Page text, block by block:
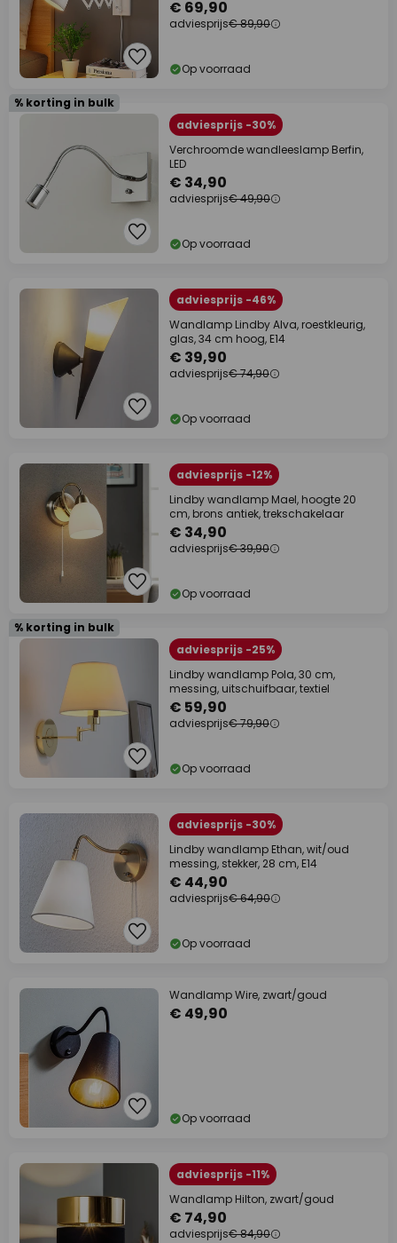
€ 69,90
adviesprijs€ 89,90
Op voorraad
% korting in bulk
adviesprijs -30%
Verchroomde wandleeslamp Berfin,
LED
€ 34,90
adviesprijs€ 49,90
Op voorraad
adviesprijs -46%
Wandlamp Lindby Alva, roestkleurig,
glas, 34 cm hoog, E14
€ 39,90
adviesprijs€ 74,90
Op voorraad
adviesprijs -12%
Lindby wandlamp Mael, hoogte 20
cm, brons antiek, trekschakelaar
€ 34,90
adviesprijs€ 39,90
Op voorraad
% korting in bulk
adviesprijs -25%
Lindby wandlamp Pola, 30 cm,
messing, uitschuifbaar, textiel
€ 59,90
adviesprijs€ 79,90
Op voorraad
adviesprijs -30%
Lindby wandlamp Ethan, wit/oud
messing, stekker, 28 cm, E14
€ 44,90
adviesprijs€ 64,90
Op voorraad
Wandlamp Wire, zwart/goud
€ 49,90
Op voorraad
adviesprijs -11%
Wandlamp Hilton, zwart/goud
€ 74,90
adviesprijs€ 84,90